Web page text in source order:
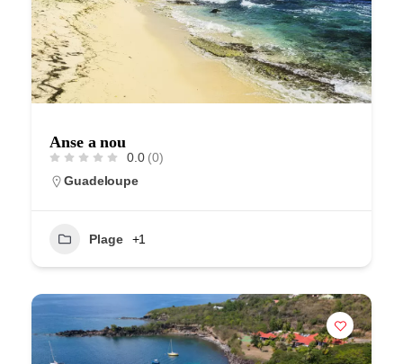
Anse a nou
0.0 (0)
Guadeloupe
Plage +1